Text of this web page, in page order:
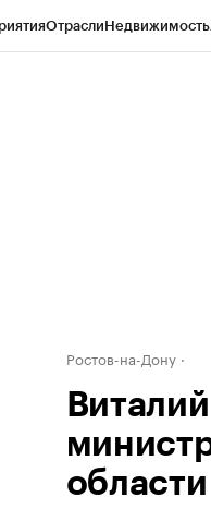
ОтраслиНедвижимость
Ростов-на-Дону
области